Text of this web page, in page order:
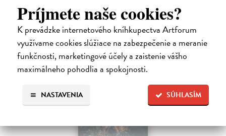
Príjmete naše cookies?
K prevádzke internetového kníhkupectva Artforum
využívame cookies slúžiace na zabezpečenie a meranie
funkčnosti, marketingové účely a zaistenie vášho
maximálneho pohodlia a spokojnosti.
SÚHLASÍM
NASTAVENIA
E-KNIHA